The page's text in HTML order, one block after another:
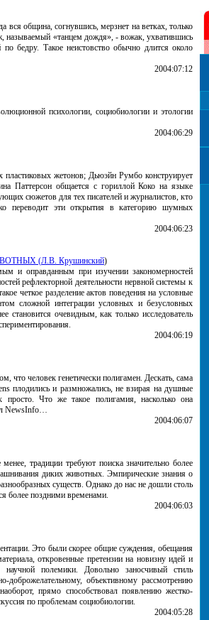
вся община, согнувшись, мерзнет на ветках, только
называемый «танцем дождя», - вожак, ухватившись
бедру. Такое неистовство обычно длится около
2004:07:12
психологии, социобиологии и этологии
2004:06:29
жетонов; Дьюэйн Румбо конструирует
Паттерсон общается с гориллой Коко на языке
сюжетов для тех писателей и журналистов, кто
переводит эти открытия в категорию шумных
2004:06:23
(Л.В. Крушинский)
и оправданным при изучении закономерностей
рефлекторной деятельности нервной системы к
четкое разделение актов поведения на условные
сложной интеграции условных и безусловных
становится очевидным, как только исследователь
2004:06:19
что человек генетически полигамен. Дескать, сама
плодились и размножались, не взирая на душные
Что же такое полигамия, насколько она
NewsInfo…
2004:06:07
традиции требуют поиска значительно более
диких животных. Эмпирические знания о
существ. Однако до нас не дошли столь
более поздними временами.
2004:06:03
Это были скорее общие суждения, обещания
откровенные претензии на новизну идей и
полемики. Довольно заносчивый стиль
доброжелательному, объективному рассмотрению
прямо способствовал появлению жестко-
по проблемам социобиологии.
2004:05:28